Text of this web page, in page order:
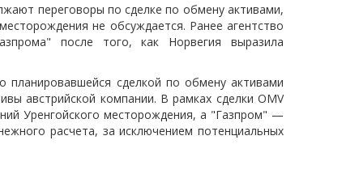
переговоры по сделке по обмену активами,
не обсуждается. Ранее агентство
после того, как Норвегия выразила
планировавшейся сделкой по обмену активами
австрийской компании. В рамках сделки OMV
Уренгойского месторождения, а "Газпром" —
расчета, за исключением потенциальных